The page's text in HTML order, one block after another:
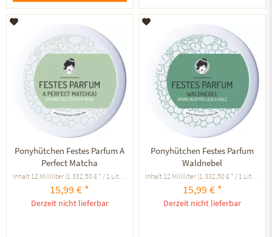
Ponyhütchen Festes Parfum A
Perfect Matcha
Inhalt 12 Milliliter (1.332,50 € * / 1 Liter )
15,99 € *
Derzeit nicht lieferbar
Ponyhütchen Festes Parfum
Waldnebel
Inhalt 12 Milliliter (1.332,50 € * / 1 Liter )
15,99 € *
Derzeit nicht lieferbar